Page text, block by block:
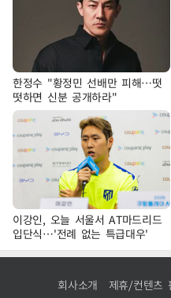
한정수 "황정민 선배만 피해…떳
떳하면 신분 공개하라"
이강인, 오늘 서울서 AT마드리드
입단식…'전례 없는 특급대우'
회사소개 제휴/컨텐츠